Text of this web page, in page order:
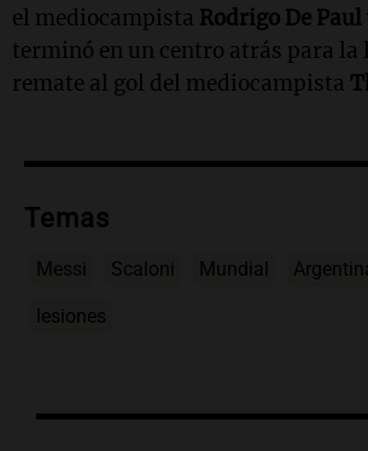
el mediocampista Rodrigo De Paul
terminó en un centro atrás para la
remate al gol del mediocampista
Temas
Messi Scaloni Mundial
lesiones